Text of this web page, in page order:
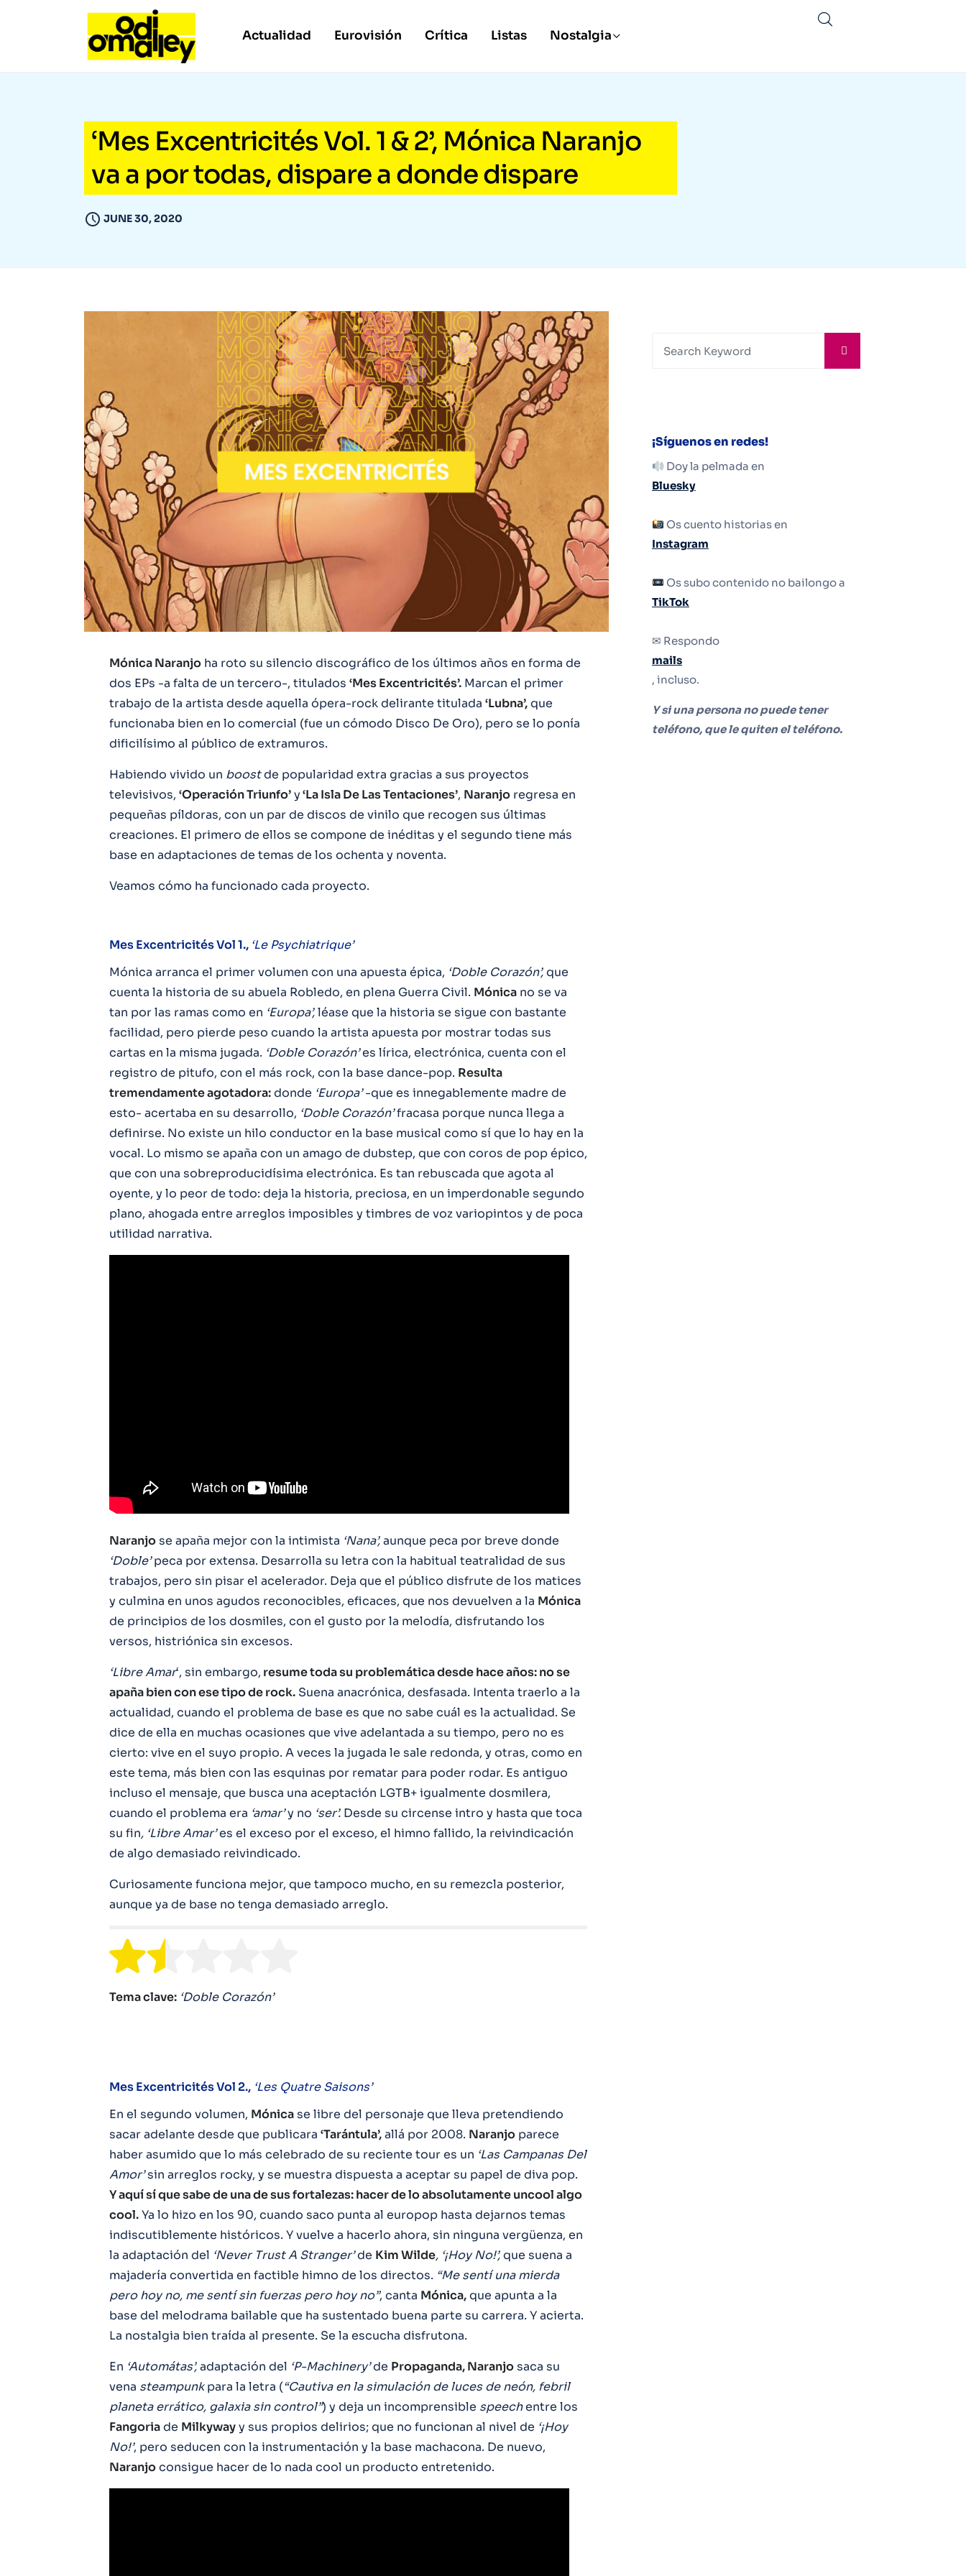
Actualidad Eurovisión Crítica Listas Nostalgia
‘Mes Excentricités Vol. 1 & 2’, Mónica Naranjo
va a por todas, dispare a donde dispare
JUNE 30, 2020
Mónica Naranjo ha roto su silencio discográfico de los últimos años en forma de
dos EPs -a falta de un tercero-, titulados ‘Mes Excentricités’. Marcan el primer
trabajo de la artista desde aquella ópera-rock delirante titulada ‘Lubna’,que
funcionaba bien en lo comercial (fue un cómodo Disco De Oro), pero se lo ponía
dificilísimo al público de extramuros.
Habiendo vivido un boostde popularidad extra gracias a sus proyectos
televisivos, ‘Operación Triunfo’y‘La Isla De Las Tentaciones’, Naranjo regresa en
pequeñas píldoras, con un par de discos de vinilo que recogen sus últimas
creaciones. El primero de ellos se compone de inéditas y el segundo tiene más
base en adaptaciones de temas de los ochenta y noventa.
Veamos cómo ha funcionado cada proyecto.
Mes Excentricités Vol 1., ‘Le Psychiatrique’
Mónica arranca el primer volumen con una apuesta épica, ‘Doble Corazón’,que
cuenta la historia de su abuela Robledo, en plena Guerra Civil. Mónica no se va
tan por las ramas como en ‘Europa’,léase que la historia se sigue con bastante
facilidad, pero pierde peso cuando la artista apuesta por mostrar todas sus
cartas en la misma jugada. ‘Doble Corazón’es lírica, electrónica, cuenta con el
registro de pitufo, con el más rock, con la base dance-pop. Resulta
tremendamente agotadora:donde ‘Europa’-que es innegablemente madre de
esto- acertaba en su desarrollo, ‘Doble Corazón’fracasa porque nunca llega a
definirse. No existe un hilo conductor en la base musical como sí que lo hay en la
vocal. Lo mismo se apaña con un amago de dubstep, que con coros de pop épico,
que con una sobreproducidísima electrónica. Es tan rebuscada que agota al
oyente, y lo peor de todo: deja la historia, preciosa, en un imperdonable segundo
plano, ahogada entre arreglos imposibles y timbres de voz variopintos y de poca
utilidad narrativa.
Naranjose apaña mejor con la intimista ‘Nana’,aunque peca por breve donde
‘Doble’peca por extensa. Desarrolla su letra con la habitual teatralidad de sus
trabajos, pero sin pisar el acelerador. Deja que el público disfrute de los matices
y culmina en unos agudos reconocibles, eficaces, que nos devuelven a la Mónica
de principios de los dosmiles, con el gusto por la melodía, disfrutando los
versos, histriónica sin excesos.
‘Libre Amar‘, sin embargo, resume toda su problemática desde hace años: no se
apaña bien con ese tipo de rock. Suena anacrónica, desfasada. Intenta traerlo a la
actualidad, cuando el problema de base es que no sabe cuál es la actualidad. Se
dice de ella en muchas ocasiones que vive adelantada a su tiempo, pero no es
cierto: vive en el suyo propio. A veces la jugada le sale redonda, y otras, como en
este tema, más bien con las esquinas por rematar para poder rodar. Es antiguo
incluso el mensaje, que busca una aceptación LGTB+ igualmente dosmilera,
cuando el problema era ‘amar’y no ‘ser’. Desde su circense intro y hasta que toca
su fin, ‘Libre Amar’es el exceso por el exceso, el himno fallido, la reivindicación
de algo demasiado reivindicado.
Curiosamente funciona mejor, que tampoco mucho, en su remezcla posterior,
aunque ya de base no tenga demasiado arreglo.
Tema clave: ‘Doble Corazón’
Mes Excentricités Vol 2., ‘Les Quatre Saisons’
En el segundo volumen, Mónicase libre del personaje que lleva pretendiendo
sacar adelante desde que publicara ‘Tarántula’,allá por 2008. Naranjo parece
haber asumido que lo más celebrado de su reciente tour es un ‘Las Campanas Del
Amor’sin arreglos rocky, y se muestra dispuesta a aceptar su papel de diva pop.
Y aquí sí que sabe de una de sus fortalezas: hacer de lo absolutamente uncool algo
cool.Ya lo hizo en los 90, cuando saco punta al europop hasta dejarnos temas
indiscutiblemente históricos. Y vuelve a hacerlo ahora, sin ninguna vergüenza, en
la adaptación del ‘Never Trust A Stranger’de Kim Wilde, ‘¡Hoy No!’,que suena a
majadería convertida en factible himno de los directos. “Me sentí una mierda
pero hoy no, me sentí sin fuerzas pero hoy no”, canta Mónica,que apunta a la
base del melodrama bailable que ha sustentado buena parte su carrera. Y acierta.
La nostalgia bien traída al presente. Se la escucha disfrutona.
En ‘Automátas’,adaptación del ‘P-Machinery’de Propaganda, Naranjosaca su
vena steampunkpara la letra (“Cautiva en la simulación de luces de neón, febril
planeta errático, galaxia sin control”) y deja un incomprensible speechentre los
Fangoriade Milkywayy sus propios delirios; que no funcionan al nivel de ‘¡Hoy
No!’, pero seducen con la instrumentación y la base machacona. De nuevo,
Naranjoconsigue hacer de lo nada cool un producto entretenido.
¡Síguenos en redes!
Doy la pelmada en
Bluesky
Os cuento historias en
Instagram
Os subo contenido no bailongo a
TikTok
✉ Respondo
mails
, incluso.
Y si una persona no puede tener
teléfono, que le quiten el teléfono.